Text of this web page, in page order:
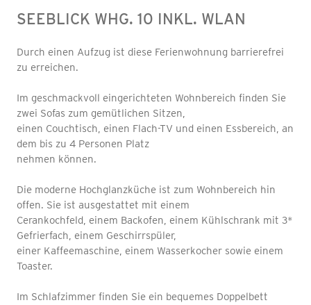
SEEBLICK WHG. 10 INKL. WLAN
Durch einen Aufzug ist diese Ferienwohnung barrierefrei
zu erreichen.
Im geschmackvoll eingerichteten Wohnbereich finden Sie
zwei Sofas zum gemütlichen Sitzen,
einen Couchtisch, einen Flach-TV und einen Essbereich, an
dem bis zu 4 Personen Platz
nehmen können.
Die moderne Hochglanzküche ist zum Wohnbereich hin
offen. Sie ist ausgestattet mit einem
Cerankochfeld, einem Backofen, einem Kühlschrank mit 3*
Gefrierfach, einem Geschirrspüler,
einer Kaffeemaschine, einem Wasserkocher sowie einem
Toaster.
Im Schlafzimmer finden Sie ein bequemes Doppelbett